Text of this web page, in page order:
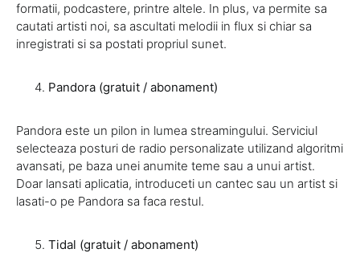
formatii, podcastere, printre altele. In plus, va permite sa
cautati artisti noi, sa ascultati melodii in flux si chiar sa
inregistrati si sa postati propriul sunet.
Pandora (gratuit / abonament)
Pandora este un pilon in lumea streamingului. Serviciul
selecteaza posturi de radio personalizate utilizand algoritmi
avansati, pe baza unei anumite teme sau a unui artist.
Doar lansati aplicatia, introduceti un cantec sau un artist si
lasati-o pe Pandora sa faca restul.
Tidal (gratuit / abonament)